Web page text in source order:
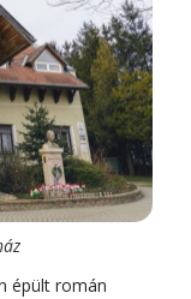
épült román